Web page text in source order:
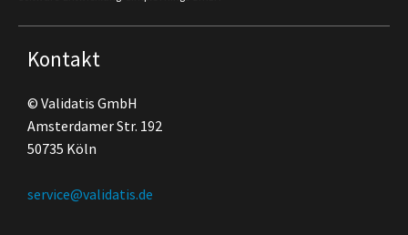
Kontakt
© Validatis GmbH
Amsterdamer Str. 192
50735 Köln
service@validatis.de